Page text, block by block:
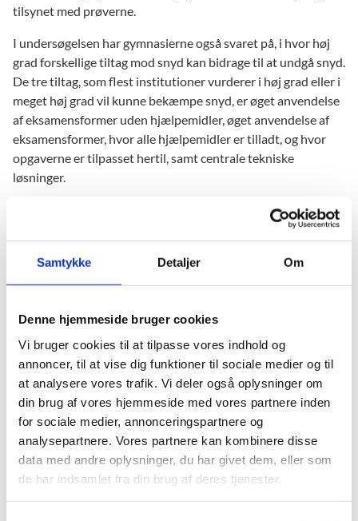
Samtykke Detaljer Om
Denne hjemmeside bruger cookies
Vi bruger cookies til at tilpasse vores indhold og
annoncer, til at vise dig funktioner til sociale medier og til
at analysere vores trafik. Vi deler også oplysninger om
din brug af vores hjemmeside med vores partnere inden
for sociale medier, annonceringspartnere og
analysepartnere. Vores partnere kan kombinere disse
data med andre oplysninger, du har givet dem, eller som
de har indsamlet fra din brug af deres tjenester.
tilsynet med prøverne.
I undersøgelsen har gymnasierne også svaret på, i hvor høj
grad forskellige tiltag mod snyd kan bidrage til at undgå snyd.
De tre tiltag, som flest institutioner vurderer i høj grad eller i
meget høj grad vil kunne bekæmpe snyd, er øget anvendelse
af eksamensformer uden hjælpemidler, øget anvendelse af
eksamensformer, hvor alle hjælpemidler er tilladt, og hvor
opgaverne er tilpasset hertil, samt centrale tekniske
løsninger.
”Snyd er helt uacceptabelt, og det kan være med til at
underminere vores uddannelses- og eksamenssystem.
demonstrere, hvad de har lært under uddannelsen. De skal
ikke kunne søge hjælp hos andre. Undersøgelsen her
snyd til livs. Det er god viden at have med i det videre
arbejde,” siger undervisningsminister Merete Riisager.
I september i år besluttede Merete Riisager at fjerne den frie
internetadgang som et fagligt hjælpemiddel ved eksamen i
de gymnasiale uddannelser. Den nye undersøgelse er bestilt
før udmeldingen om de nye eksamensregler, og ændringen
har derfor ikke været en del af grundlaget for undersøgelsen.
I forbindelse med gymnasiereformen blev partierne bag
enige om, at snyd skal kunne resultere i den laveste karakter